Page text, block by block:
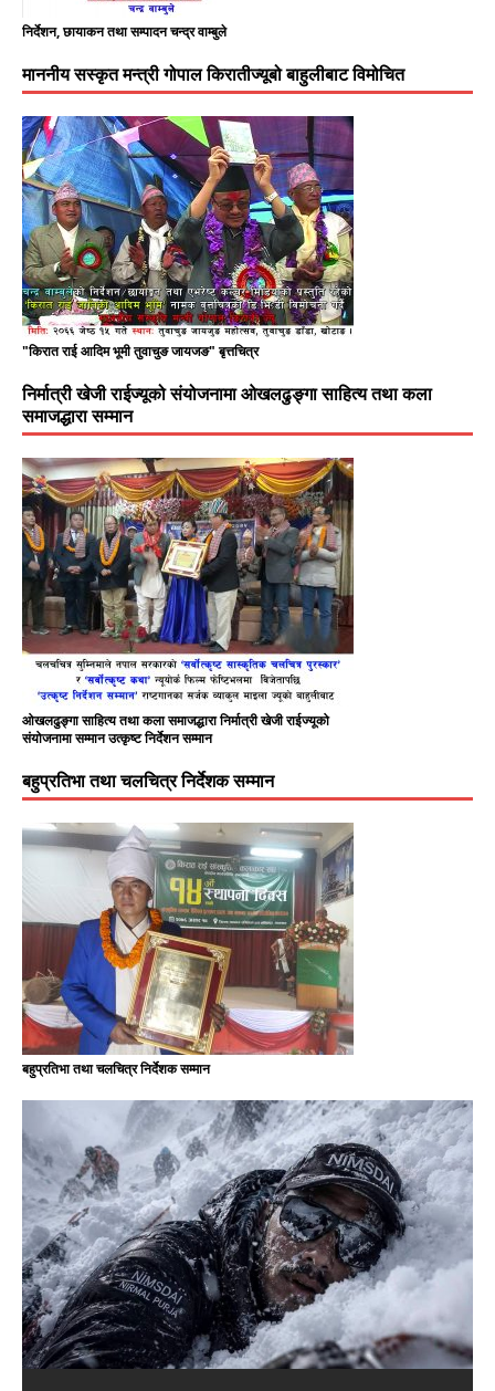
निर्देशन, छायाकन तथा सम्पादन चन्द्र वाम्बुले
माननीय सस्कृत मन्त्री गोपाल किरातीज्यूबो बाहुलीबाट विमोचित
"किरात राई आदिम भूमी तुवाचुङ जायजङ" बृत्तचित्र
निर्मात्री खेजी राईज्यूको संयोजनामा ओखलढुङ्गा साहित्य तथा कला
समाजद्धारा सम्मान
ओखलढुङ्गा साहित्य तथा कला समाजद्धारा निर्मात्री खेजी राईज्यूको
संयोजनामा सम्मान उत्कृष्ट निर्देशन सम्मान
बहुप्रतिभा तथा चलचित्र निर्देशक सम्मान
बहुप्रतिभा तथा चलचित्र निर्देशक सम्मान